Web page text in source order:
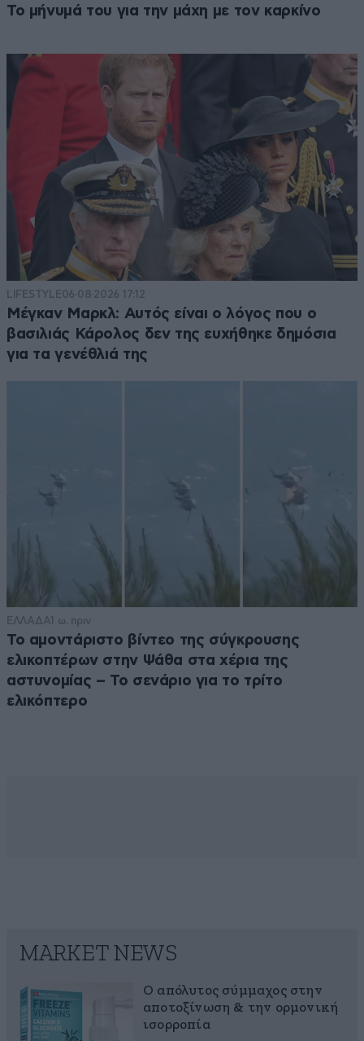
Το μήνυμά του για την μάχη με τον καρκίνο
LIFESTYLE06·08·2026 17:12
Μέγκαν Μαρκλ: Αυτός είναι ο λόγος που ο
βασιλιάς Κάρολος δεν της ευχήθηκε δημόσια
για τα γενέθλιά της
ΕΛΛΑΔΑ1 ω. πριν
Το αμοντάριστο βίντεο της σύγκρουσης
ελικοπτέρων στην Ψάθα στα χέρια της
αστυνομίας – Το σενάριο για το τρίτο
ελικόπτερο
MARKET NEWS
Ο απόλυτος σύμμαχος στην
αποτοξίνωση & την ορμονική
ισορροπία